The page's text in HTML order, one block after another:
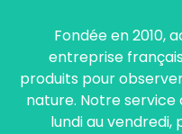
Fondée en 2010,
entreprise
produits pour
nature. Notre
lundi au vendredi,